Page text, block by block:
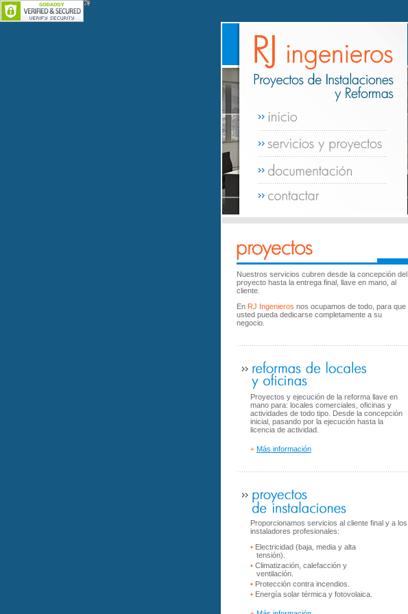
Nuestros servicios cubren desde la concepción del
proyecto hasta la entrega final, llave en mano, al
cliente.
En RJ Ingenieros nos ocupamos de todo, para que
usted pueda dedicarse completamente a su
negocio.
Proyectos y ejecución de la reforma llave en
mano para: locales comerciales, oficinas y
actividades de todo tipo. Desde la concepción
inicial, pasando por la ejecución hasta la
licencia de actividad.
+ Más información
Proporcionamos servicios al cliente final y a los
instaladores profesionales:
• Electricidad (baja, media y alta
tensión).
• Climatización, calefacción y
ventilación.
• Protección contra incendios.
• Energía solar térmica y fotovolaica.